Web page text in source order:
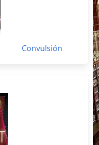
Convulsión